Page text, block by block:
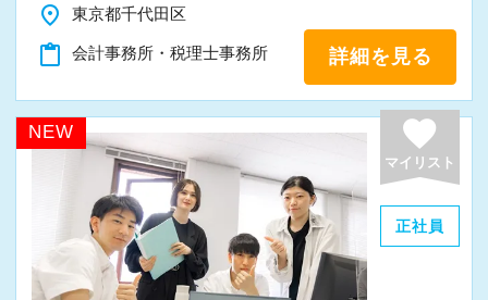
１人2,000円まで補助されますの
で、お高めのランチが食べられます！
さい。
１２月 忘年会
毎年ビンゴ大会を実施！事前に欲
しいものを申請できます。
＼POINT／
【フラットな組織が自慢です！】
現在のメンバーは、代表を含めて４２名
２０代～５０代が１/４ずつ在籍する、バラン
スの良い組織です。
３０～５０代の女性が中心に活躍中☆
（１）コミュニケーション抜群の明るい仲間
チームワークを大事にし、皆で楽しく働
place 東京都千代田区
content_paste 会計事務所・税理士事務所 詳細を見る
NEW favorite
マイリスト
正社員